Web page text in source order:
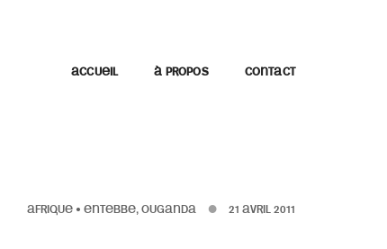
ACCUEIL À PROPOS CONTACT
AFRIQUE • ENTEBBE, OUGANDA 21 AVRIL 2011